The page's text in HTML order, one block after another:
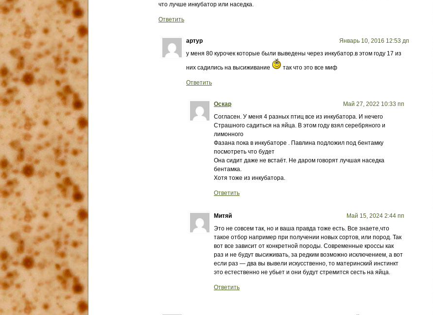
что лучше инкубатор или наседка.
Ответить
артур
Январь 10, 2016 12:53 дп
у меня 80 курочек которые были выведены через инкубатор.в этом году 17 из
них садились на высиживание так что это все миф
Ответить
Оскар
Май 27, 2022 10:33 пп
Согласен. У меня 4 разных птиц все из инкубатора. И нечего
Страшного садиться на яйца. В этом году взял серебряного и
лимонного
Фазана пока в инкубаторе . Павлина подложил под бентамку
посмотреть что будет
Она сидит даже не встаёт. Не даром говорят лучшая наседка
бентамка.
Хотя тоже из инкубатора.
Ответить
Митяй
Май 15, 2024 2:44 пп
Это не совсем так, но и ваша правда тоже есть. Все знаете,что
такое отбор например при получении новых сортов, или пород. Так
вот все зависит от конкретной породы. Современные кроссы как
раз и не будут высиживать, за редким возможно исключением, а вот
если раз — два вы вывели искусственно, то материнский инстинкт
это естественно не убьет и они будут стремится сесть на яйца.
Ответить